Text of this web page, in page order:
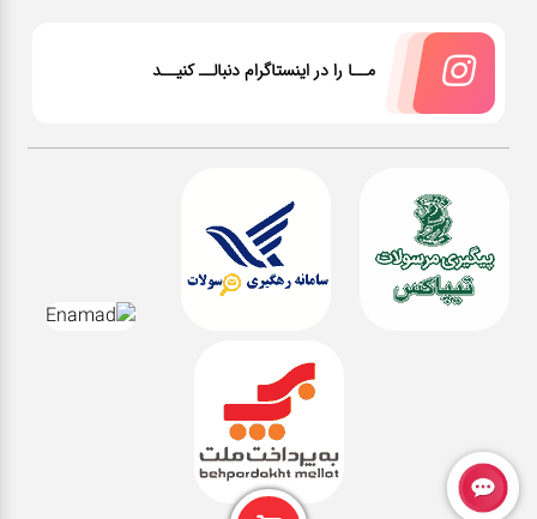
مــا را در اینستاگرام دنبالــ کنیــد